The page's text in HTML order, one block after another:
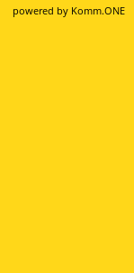
powered by Komm.ONE